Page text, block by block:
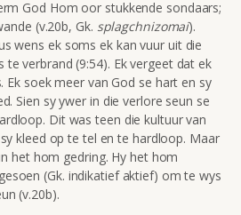
God Hom oor stukkende sondaars;
(v.20b, Gk. splagchnizomai).
wens ek soms ek kan vuur uit die
verbrand (9:54). Ek vergeet dat ek
Ek soek meer van God se hart en sy
Sien sy ywer in die verlore seun se
Dit was teen die kultuur van
kleed op te tel en te hardloop. Maar
het hom gedring. Hy het hom
(Gk. indikatief aktief) om te wys
(v.20b).